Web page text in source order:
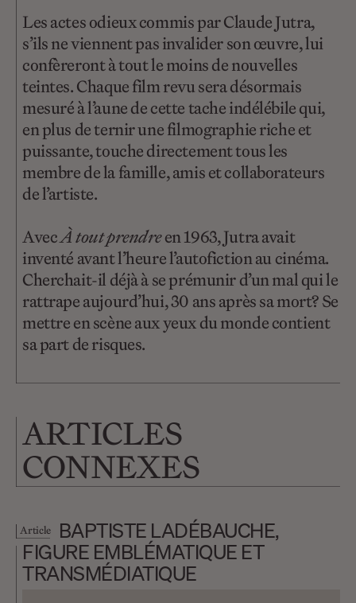
Les actes odieux commis par Claude Jutra,
s’ils ne viennent pas invalider son œuvre, lui
confèreront à tout le moins de nouvelles
teintes. Chaque film revu sera désormais
mesuré à l’aune de cette tache indélébile qui,
en plus de ternir une filmographie riche et
puissante, touche directement tous les
membre de la famille, amis et collaborateurs
de l’artiste.
AvecÀ tout prendreen 1963, Jutra avait
inventé avant l’heure l’autofiction au cinéma.
Cherchait-il déjà à se prémunir d’un mal qui le
rattrape aujourd’hui, 30 ans après sa mort? Se
mettre en scène aux yeux du monde contient
sa part de risques.
ARTICLES
CONNEXES
Article
BAPTISTE LADÉBAUCHE,
FIGURE EMBLÉMATIQUE ET
TRANSMÉDIATIQUE